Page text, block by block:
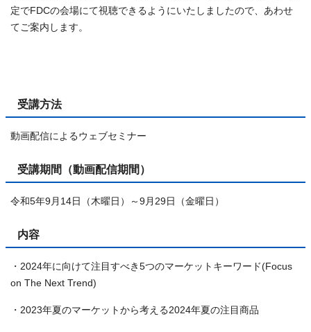
定でFDCの会場にて視聴できるようにいたしましたので、あわせ
てご案内します。
受講方法
動画配信によるウェブセミナー
受講期間（動画配信期間）
令和5年9月14日（木曜日）～9月29日（金曜日）
内容
・2024年に向けて注目すべき5つのマーケットキーワード(Focus
on The Next Trend)
・2023年夏のマーケットから考える2024年夏の注目商品